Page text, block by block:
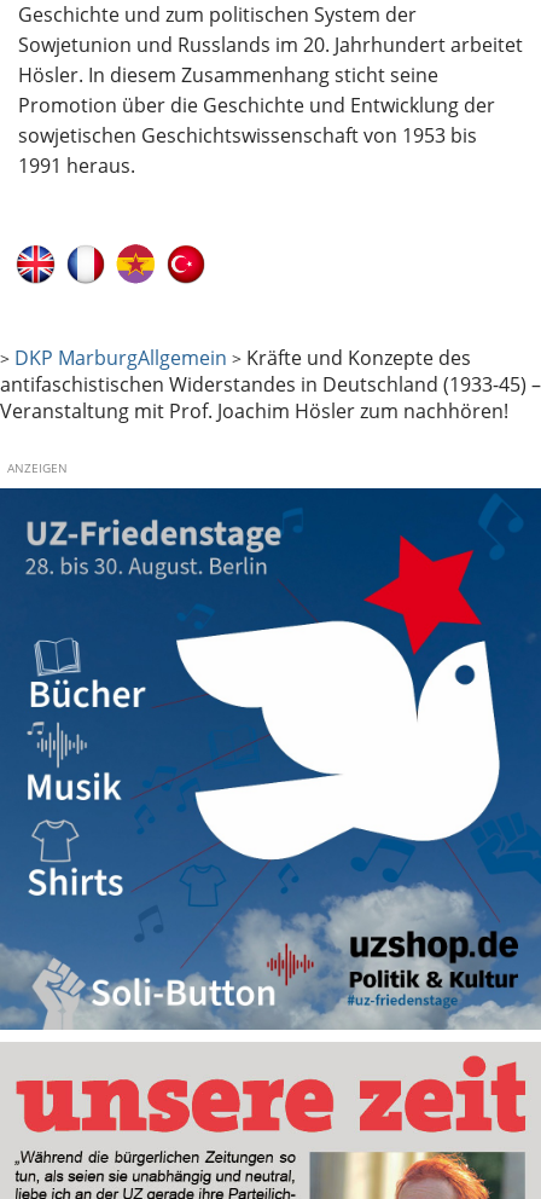
Geschichte und zum politischen System der
Sowjetunion und Russlands im 20. Jahrhundert arbeitet
Hösler. In diesem Zusammenhang sticht seine
Promotion über die Geschichte und Entwicklung der
sowjetischen Geschichtswissenschaft von 1953 bis
1991 heraus.
> DKP MarburgAllgemein > Kräfte und Konzepte des
antifaschistischen Widerstandes in Deutschland (1933-45) –
Veranstaltung mit Prof. Joachim Hösler zum nachhören!
ANZEIGEN